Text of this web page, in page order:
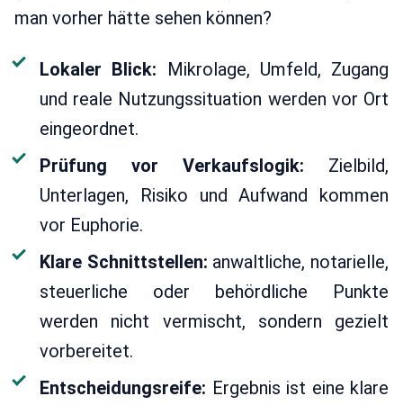
man vorher hätte sehen können?
Lokaler Blick: Mikrolage, Umfeld, Zugang
und reale Nutzungssituation werden vor Ort
eingeordnet.
Prüfung vor Verkaufslogik: Zielbild,
Unterlagen, Risiko und Aufwand kommen
vor Euphorie.
Klare Schnittstellen: anwaltliche, notarielle,
steuerliche oder behördliche Punkte
werden nicht vermischt, sondern gezielt
vorbereitet.
Entscheidungsreife: Ergebnis ist eine klare